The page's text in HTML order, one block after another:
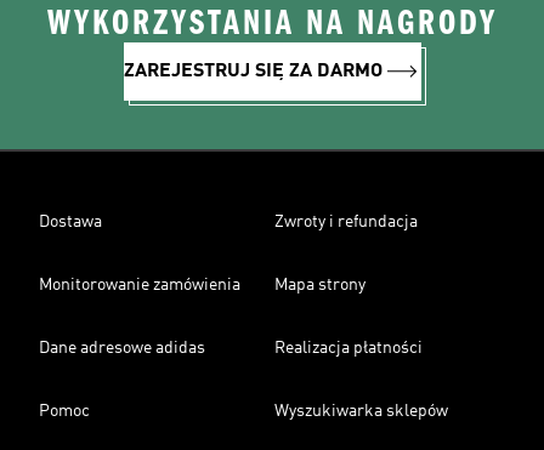
WYKORZYSTANIA NA NAGRODY
ZAREJESTRUJ SIĘ ZA DARMO
Dostawa Zwroty i refundacja
Monitorowanie zamówienia Mapa strony
Dane adresowe adidas Realizacja płatności
Pomoc Wyszukiwarka sklepów